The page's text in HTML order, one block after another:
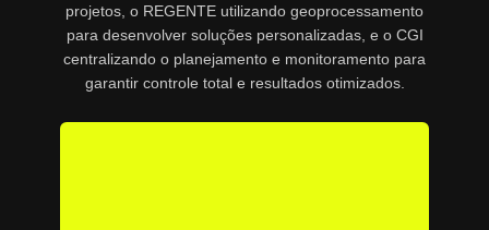
projetos, o REGENTE utilizando geoprocessamento
para desenvolver soluções personalizadas, e o CGI
centralizando o planejamento e monitoramento para
garantir controle total e resultados otimizados.